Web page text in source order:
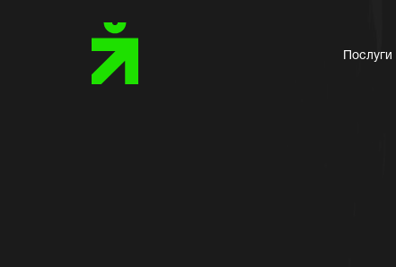
Послуги